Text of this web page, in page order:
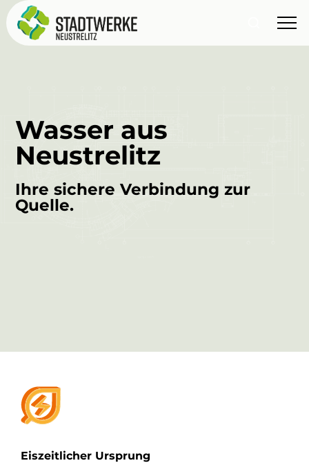
Wasser aus
Neustrelitz
Ihre sichere Verbindung zur
Quelle.
Eiszeitlicher Ursprung